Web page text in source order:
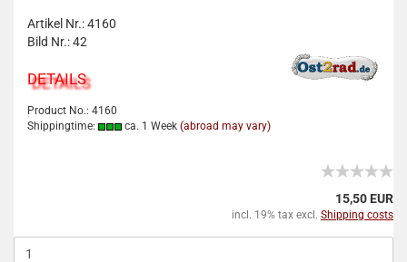
Artikel Nr.: 4160
Bild Nr.: 42
DETAILS
Product No.: 4160
Shippingtime:
ca. 1 Week (abroad may vary)
15,50 EUR
incl. 19% tax excl. Shipping costs